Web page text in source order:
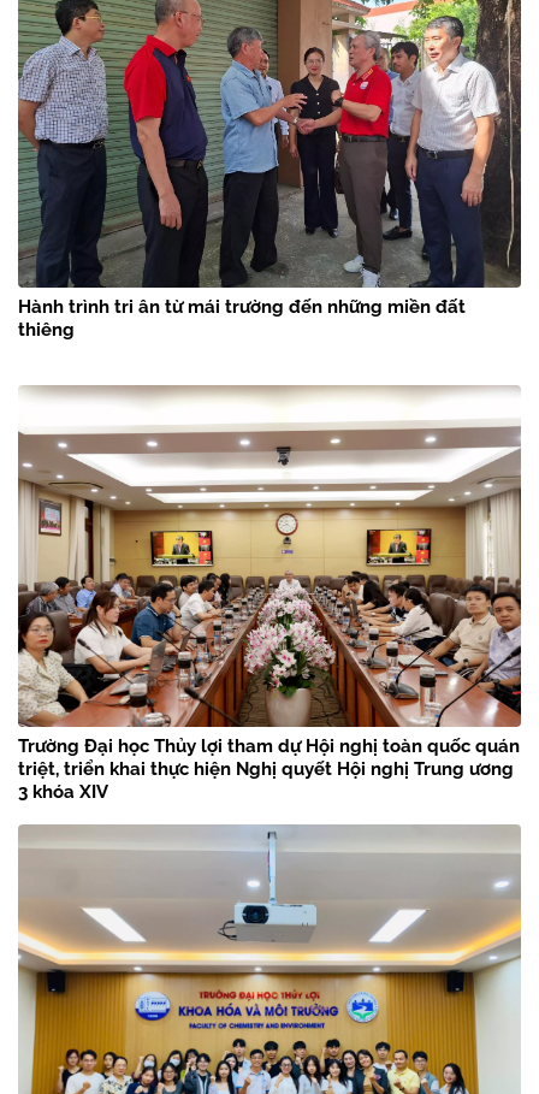
Hành trình tri ân từ mái trường đến những miền đất
thiêng
Trường Đại học Thủy lợi tham dự Hội nghị toàn quốc quán
triệt, triển khai thực hiện Nghị quyết Hội nghị Trung ương
3 khóa XIV